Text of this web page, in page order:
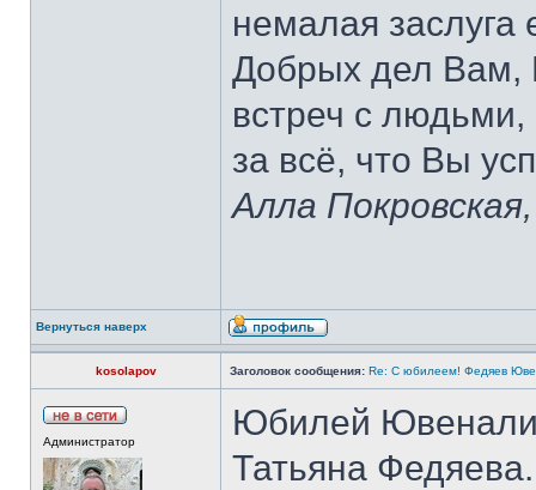
немалая заслуга
Добрых дел Вам,
встреч с
за всё, что Вы
Алла
Вернуться наверх
kosolapov Заголовок сообщения: Re: С юбилеем! Федяев
Администратор
Юбилей
Татьяна